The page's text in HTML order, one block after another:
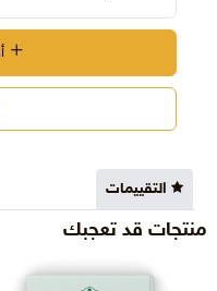
التقييمات
منتجات قد تعجبك